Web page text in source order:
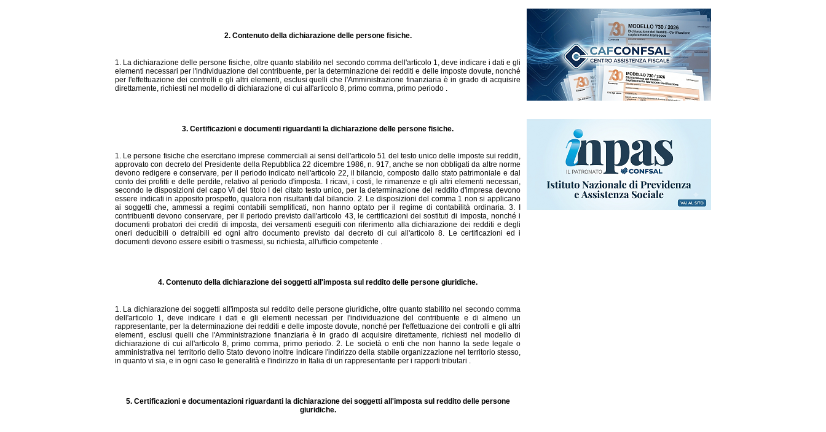
2. Contenuto della dichiarazione delle persone fisiche.
1. La dichiarazione delle persone fisiche, oltre quanto stabilito nel secondo comma dell'articolo 1, deve indicare i dati e gli
elementi necessari per l'individuazione del contribuente, per la determinazione dei redditi e delle imposte dovute, nonché
per l'effettuazione dei controlli e gli altri elementi, esclusi quelli che l'Amministrazione finanziaria è in grado di acquisire
direttamente, richiesti nel modello di dichiarazione di cui all'articolo 8, primo comma, primo periodo .
3. Certificazioni e documenti riguardanti la dichiarazione delle persone fisiche.
1. Le persone fisiche che esercitano imprese commerciali ai sensi dell'articolo 51 del testo unico delle imposte sui redditi,
approvato con decreto del Presidente della Repubblica 22 dicembre 1986, n. 917, anche se non obbligati da altre norme
devono redigere e conservare, per il periodo indicato nell'articolo 22, il bilancio, composto dallo stato patrimoniale e dal
conto dei profitti e delle perdite, relativo al periodo d'imposta. I ricavi, i costi, le rimanenze e gli altri elementi necessari,
secondo le disposizioni del capo VI del titolo I del citato testo unico, per la determinazione del reddito d'impresa devono
essere indicati in apposito prospetto, qualora non risultanti dal bilancio. 2. Le disposizioni del comma 1 non si applicano
ai soggetti che, ammessi a regimi contabili semplificati, non hanno optato per il regime di contabilità ordinaria. 3. I
contribuenti devono conservare, per il periodo previsto dall'articolo 43, le certificazioni dei sostituti di imposta, nonché i
documenti probatori dei crediti di imposta, dei versamenti eseguiti con riferimento alla dichiarazione dei redditi e degli
oneri deducibili o detraibili ed ogni altro documento previsto dal decreto di cui all'articolo 8. Le certificazioni ed i
documenti devono essere esibiti o trasmessi, su richiesta, all'ufficio competente .
4. Contenuto della dichiarazione dei soggetti all'imposta sul reddito delle persone giuridiche.
1. La dichiarazione dei soggetti all'imposta sul reddito delle persone giuridiche, oltre quanto stabilito nel secondo comma
dell'articolo 1, deve indicare i dati e gli elementi necessari per l'individuazione del contribuente e di almeno un
rappresentante, per la determinazione dei redditi e delle imposte dovute, nonché per l'effettuazione dei controlli e gli altri
elementi, esclusi quelli che l'Amministrazione finanziaria è in grado di acquisire direttamente, richiesti nel modello di
dichiarazione di cui all'articolo 8, primo comma, primo periodo. 2. Le società o enti che non hanno la sede legale o
amministrativa nel territorio dello Stato devono inoltre indicare l'indirizzo della stabile organizzazione nel territorio stesso,
in quanto vi sia, e in ogni caso le generalità e l'indirizzo in Italia di un rappresentante per i rapporti tributari .
5. Certificazioni e documentazioni riguardanti la dichiarazione dei soggetti all'imposta sul reddito delle persone
giuridiche.